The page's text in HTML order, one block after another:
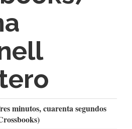
minutos, cuarenta segundos